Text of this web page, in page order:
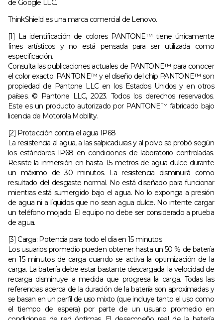
de Google LLC.
ThinkShield es una marca comercial de Lenovo.
[1] La identificación de colores PANTONE™ tiene únicamente
fines artísticos y no está pensada para ser utilizada como
especificación.
Consulta las publicaciones actuales de PANTONE™ para conocer
el color exacto. PANTONE™ y el diseño del chip PANTONE™ son
propiedad de Pantone LLC en los Estados Unidos y en otros
países. © Pantone LLC, 2023. Todos los derechos reservados.
Este es un producto autorizado por PANTONE™ fabricado bajo
licencia de Motorola Mobility.
[2] Protección contra el agua IP68
La resistencia al agua, a las salpicaduras y al polvo se probó según
los estándares IP68 en condiciones de laboratorio controladas.
Resiste la inmersión en hasta 1.5 metros de agua dulce durante
un máximo de 30 minutos. La resistencia disminuirá como
resultado del desgaste normal. No está diseñado para funcionar
mientras está sumergido bajo el agua. No lo exponga a presión
de agua ni a líquidos que no sean agua dulce. No intente cargar
un teléfono mojado. El equipo no debe ser considerado a prueba
de agua.
[3] Carga: Potencia para todo el día en 15 minutos
Los usuarios promedio pueden obtener hasta un 50 % de batería
en 15 minutos de carga cuando se activa la optimización de la
carga. La batería debe estar bastante descargada; la velocidad de
recarga disminuye a medida que progresa la carga. Todas las
referencias acerca de la duración de la batería son aproximadas y
se basan en un perfil de uso mixto (que incluye tanto el uso como
el tiempo de espera) por parte de un usuario promedio en